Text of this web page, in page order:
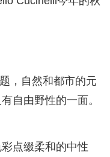
，自然和都市的元
自由野性的一面。
点缀柔和的中性